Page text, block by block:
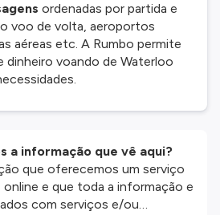
ordenadas por partida e
voo de volta, aeroportos
aéreas etc. A Rumbo permite
dinheiro voando de Waterloo
a informação que vê aqui?
que oferecemos um serviço
e que toda a informação e
com serviços e/ou